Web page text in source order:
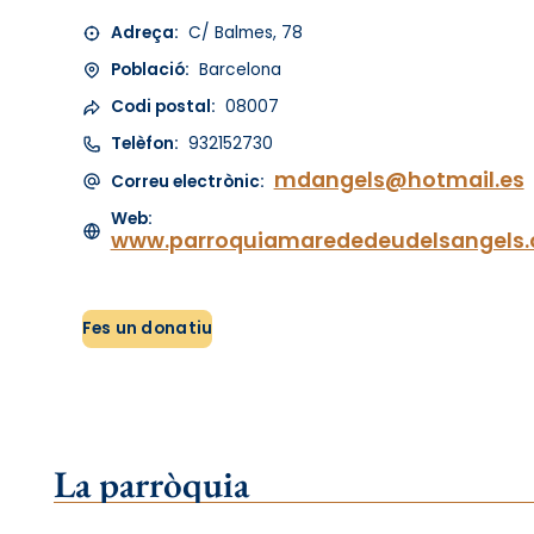
Adreça: C/ Balmes, 78
Població: Barcelona
Codi postal: 08007
Telèfon: 932152730
Correu electrònic: mdangels@hotmail.es
Web:
Fes un donatiu
La parròquia